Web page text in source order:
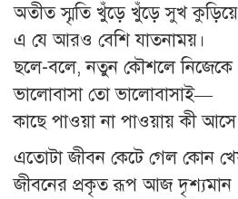
অতীত স্মৃতি খুঁড়ে খুঁড়ে সুখ
এ যে আরও বেশি যাতনাময়।
ছলে-বলে, নতুন কৌশলে নিজেকে
ভালোবাসা তো ভালোবাসাই—
কাছে পাওয়া না পাওয়ায় কী
এতোটা জীবন কেটে গেল কোন
জীবনের প্রকৃত রূপ আজ দৃশ্যমান